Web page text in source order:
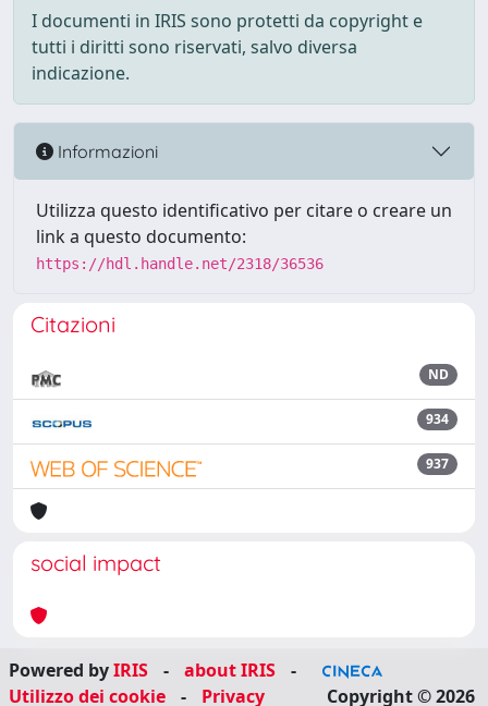
I documenti in IRIS sono protetti da copyright e
tutti i diritti sono riservati, salvo diversa
indicazione.
Informazioni
Utilizza questo identificativo per citare o creare un
link a questo documento:
https://hdl.handle.net/2318/36536
Citazioni
ND
934
937
social impact
Powered byIRIS - about IRIS
-
Utilizzo dei cookie
- Privacy Copyright © 2026